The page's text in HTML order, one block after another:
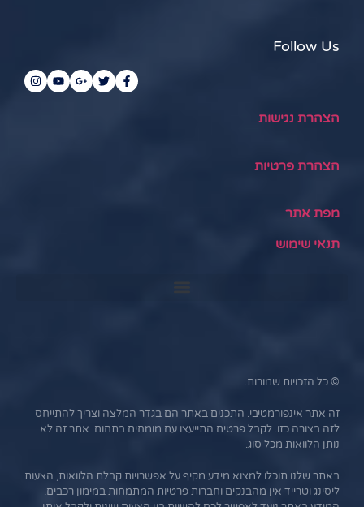
Follow Us
הצהרת נגישות
הצהרת פרטיות
מפת אתר
תנאי שימוש
© כל הזכויות שמורות.
זה אתר אינפורמטיבי. התכנים באתר הם בגדר המלצה וצריך להתייחס
לזה בצורה כזו. לקבל פרטים התייעצו עם מומחים בתחום. אתר זה לא
נותן הלוואות מכל סוג.
באתר שלנו תוכלו למצוא מידע מקיף על אפשרויות קבלת הלוואות, הצעות
ליסינג וטרייד אין מהבנקים וחברות פרטיות המתמחות במימון רכבים.